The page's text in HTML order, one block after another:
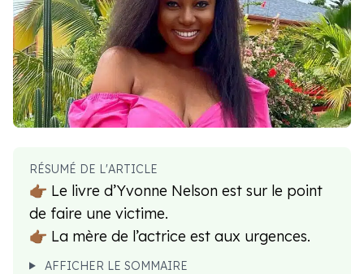
RÉSUMÉ DE L'ARTICLE
👉🏾 Le livre d’Yvonne Nelson est sur le point
de faire une victime.
👉🏾 La mère de l’actrice est aux urgences.
AFFICHER LE SOMMAIRE